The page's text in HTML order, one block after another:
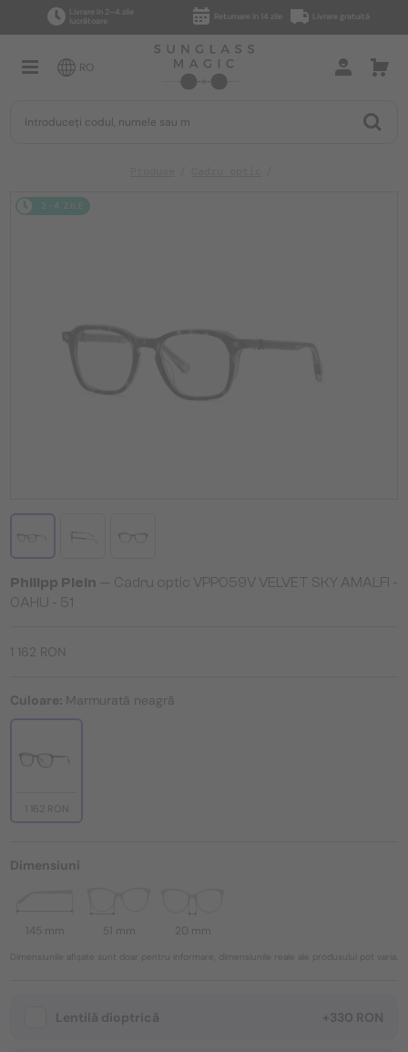
Livrare în 2–4 zile
lucrătoare
Returnare în 14 zile Livrare gratuită
RO
2-4 ZILE
Philipp Plein — Cadru optic VPP059V VELVET SKY AMALFI -
0AHU - 51
1 162 RON
Culoare: Marmurată neagră
1 162 RON
Dimensiuni
145 mm 51 mm 20 mm
Dimensiunile afișate sunt doar pentru informare, dimensiunile reale ale produsului pot varia.
Lentilă dioptrică +330 RON